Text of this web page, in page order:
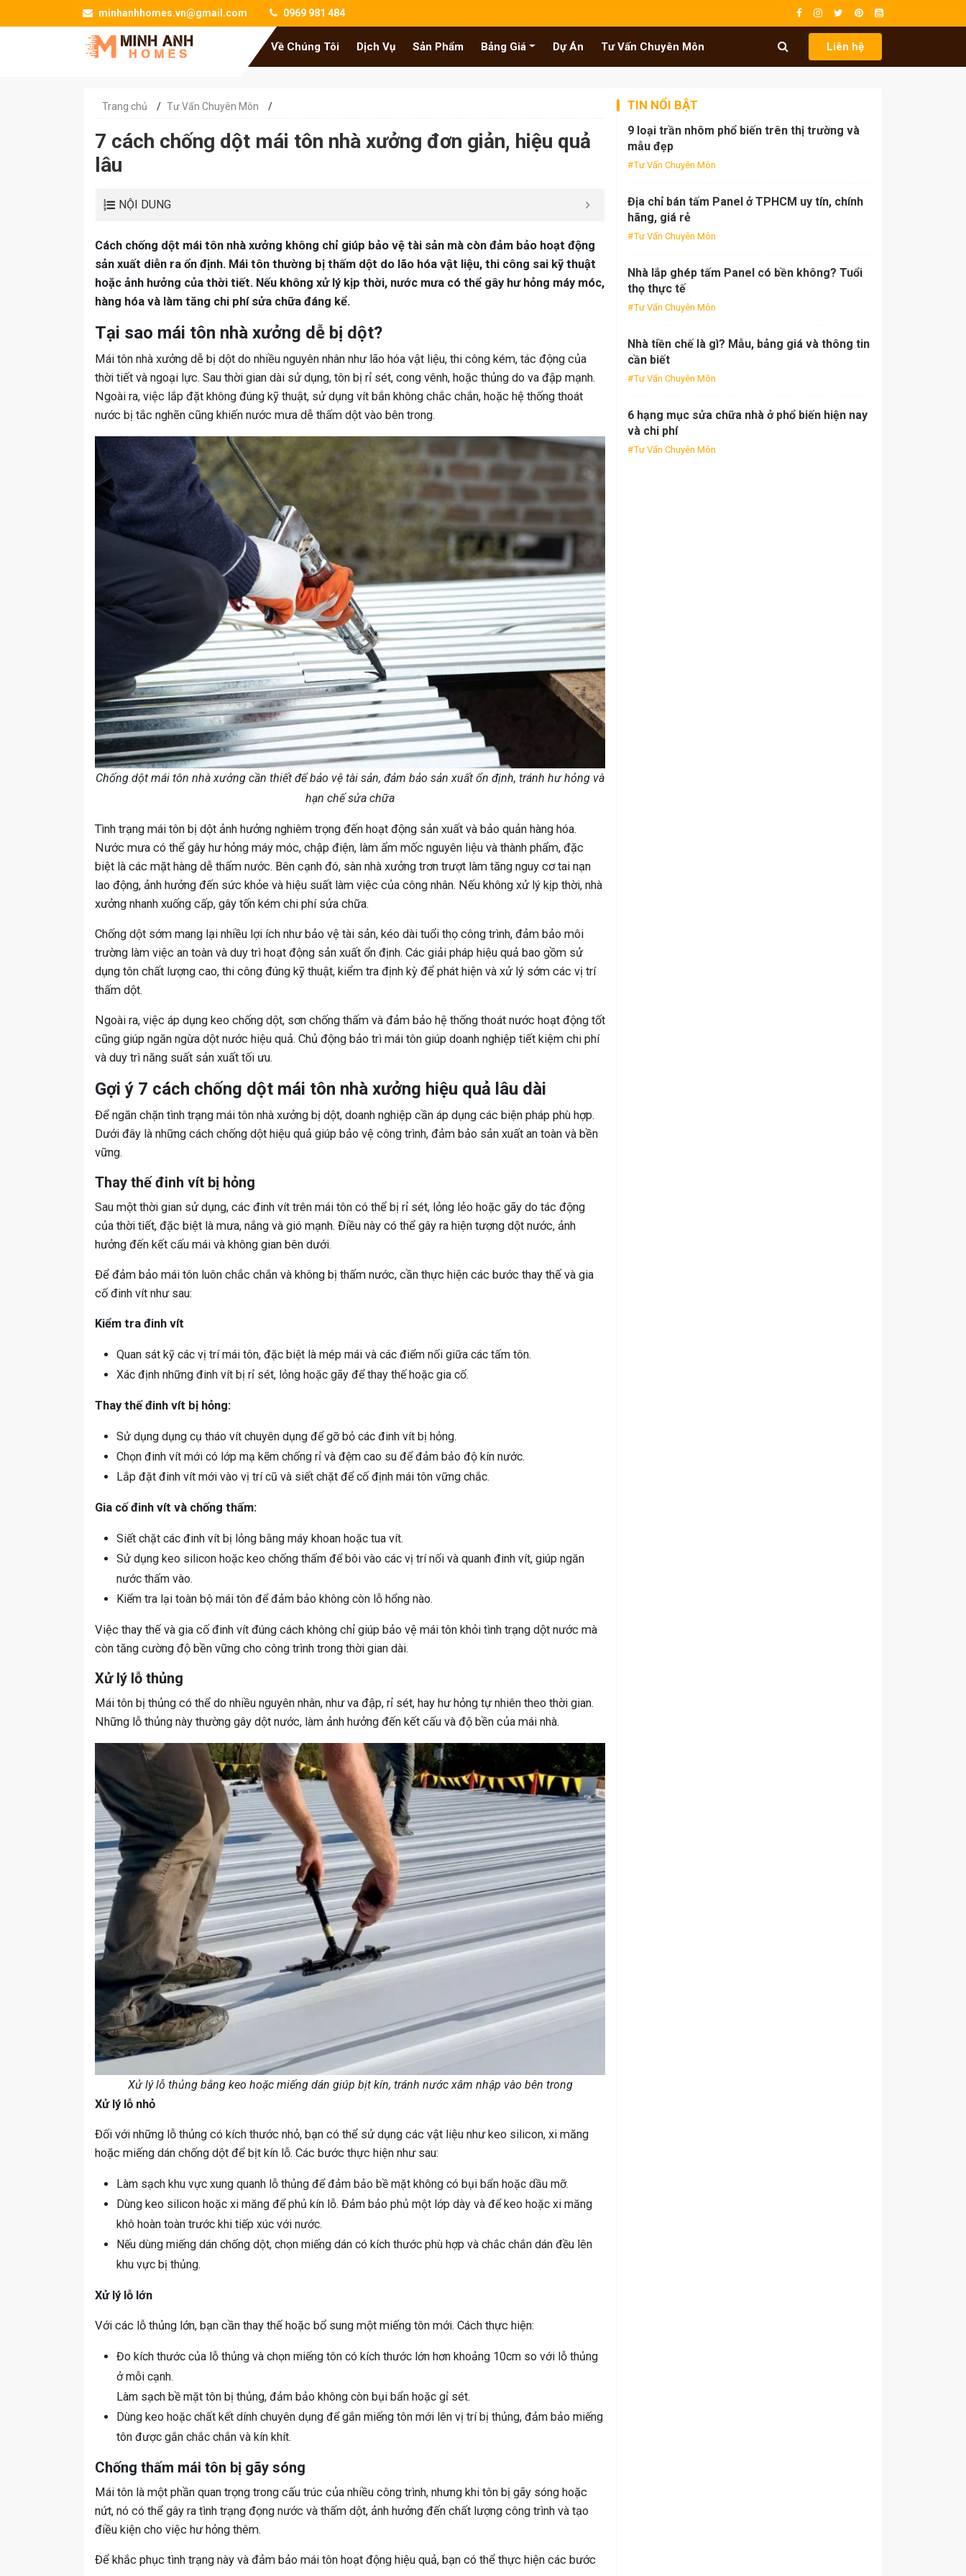
minhanhhomes.vn@gmail.com 0969 981 484
Về Chúng Tôi Dịch Vụ Sản Phẩm Bảng Giá Dự Án Tư Vấn Chuyên Môn Liên hệ
Trang chủ / Tư Vấn Chuyên Môn /
7 cách chống dột mái tôn nhà xưởng đơn giản, hiệu quả
lâu
NỘI DUNG
Cách chống dột mái tôn nhà xưởng không chỉ giúp bảo vệ tài sản mà còn đảm bảo hoạt động
sản xuất diễn ra ổn định. Mái tôn thường bị thấm dột do lão hóa vật liệu, thi công sai kỹ thuật
hoặc ảnh hưởng của thời tiết. Nếu không xử lý kịp thời, nước mưa có thể gây hư hỏng máy móc,
hàng hóa và làm tăng chi phí sửa chữa đáng kể.
Tại sao mái tôn nhà xưởng dễ bị dột?
Mái tôn nhà xưởng dễ bị dột do nhiều nguyên nhân như lão hóa vật liệu, thi công kém, tác động của
thời tiết và ngoại lực. Sau thời gian dài sử dụng, tôn bị rỉ sét, cong vênh, hoặc thủng do va đập mạnh.
Ngoài ra, việc lắp đặt không đúng kỹ thuật, sử dụng vít bắn không chắc chắn, hoặc hệ thống thoát
nước bị tắc nghẽn cũng khiến nước mưa dễ thấm dột vào bên trong.
Chống dột mái tôn nhà xưởng cần thiết để bảo vệ tài sản, đảm bảo sản xuất ổn định, tránh hư hỏng và
hạn chế sửa chữa
Tình trạng mái tôn bị dột ảnh hưởng nghiêm trọng đến hoạt động sản xuất và bảo quản hàng hóa.
Nước mưa có thể gây hư hỏng máy móc, chập điện, làm ẩm mốc nguyên liệu và thành phẩm, đặc
biệt là các mặt hàng dễ thấm nước. Bên cạnh đó, sàn nhà xưởng trơn trượt làm tăng nguy cơ tai nạn
lao động, ảnh hưởng đến sức khỏe và hiệu suất làm việc của công nhân. Nếu không xử lý kịp thời, nhà
xưởng nhanh xuống cấp, gây tốn kém chi phí sửa chữa.
Chống dột sớm mang lại nhiều lợi ích như bảo vệ tài sản, kéo dài tuổi thọ công trình, đảm bảo môi
trường làm việc an toàn và duy trì hoạt động sản xuất ổn định. Các giải pháp hiệu quả bao gồm sử
dụng tôn chất lượng cao, thi công đúng kỹ thuật, kiểm tra định kỳ để phát hiện và xử lý sớm các vị trí
thấm dột.
Ngoài ra, việc áp dụng keo chống dột, sơn chống thấm và đảm bảo hệ thống thoát nước hoạt động tốt
cũng giúp ngăn ngừa dột nước hiệu quả. Chủ động bảo trì mái tôn giúp doanh nghiệp tiết kiệm chi phí
và duy trì năng suất sản xuất tối ưu.
Gợi ý 7 cách chống dột mái tôn nhà xưởng hiệu quả lâu dài
Để ngăn chặn tình trạng mái tôn nhà xưởng bị dột, doanh nghiệp cần áp dụng các biện pháp phù hợp.
Dưới đây là những cách chống dột hiệu quả giúp bảo vệ công trình, đảm bảo sản xuất an toàn và bền
vững.
Thay thế đinh vít bị hỏng
Sau một thời gian sử dụng, các đinh vít trên mái tôn có thể bị rỉ sét, lỏng lẻo hoặc gãy do tác động
của thời tiết, đặc biệt là mưa, nắng và gió mạnh. Điều này có thể gây ra hiện tượng dột nước, ảnh
hưởng đến kết cấu mái và không gian bên dưới.
Để đảm bảo mái tôn luôn chắc chắn và không bị thấm nước, cần thực hiện các bước thay thế và gia
cố đinh vít như sau:
Kiểm tra đinh vít
Quan sát kỹ các vị trí mái tôn, đặc biệt là mép mái và các điểm nối giữa các tấm tôn.
Xác định những đinh vít bị rỉ sét, lỏng hoặc gãy để thay thế hoặc gia cố.
Thay thế đinh vít bị hỏng:
Sử dụng dụng cụ tháo vít chuyên dụng để gỡ bỏ các đinh vít bị hỏng.
Chọn đinh vít mới có lớp mạ kẽm chống rỉ và đệm cao su để đảm bảo độ kín nước.
Lắp đặt đinh vít mới vào vị trí cũ và siết chặt để cố định mái tôn vững chắc.
Gia cố đinh vít và chống thấm:
Siết chặt các đinh vít bị lỏng bằng máy khoan hoặc tua vít.
Sử dụng keo silicon hoặc keo chống thấm để bôi vào các vị trí nối và quanh đinh vít, giúp ngăn
nước thấm vào.
Kiểm tra lại toàn bộ mái tôn để đảm bảo không còn lỗ hổng nào.
Việc thay thế và gia cố đinh vít đúng cách không chỉ giúp bảo vệ mái tôn khỏi tình trạng dột nước mà
còn tăng cường độ bền vững cho công trình trong thời gian dài.
Xử lý lỗ thủng
Mái tôn bị thủng có thể do nhiều nguyên nhân, như va đập, rỉ sét, hay hư hỏng tự nhiên theo thời gian.
Những lỗ thủng này thường gây dột nước, làm ảnh hưởng đến kết cấu và độ bền của mái nhà.
Xử lý lỗ thủng bằng keo hoặc miếng dán giúp bịt kín, tránh nước xâm nhập vào bên trong
Xử lý lỗ nhỏ
Đối với những lỗ thủng có kích thước nhỏ, bạn có thể sử dụng các vật liệu như keo silicon, xi măng
hoặc miếng dán chống dột để bịt kín lỗ. Các bước thực hiện như sau:
Làm sạch khu vực xung quanh lỗ thủng để đảm bảo bề mặt không có bụi bẩn hoặc dầu mỡ.
Dùng keo silicon hoặc xi măng để phủ kín lỗ. Đảm bảo phủ một lớp dày và để keo hoặc xi măng
khô hoàn toàn trước khi tiếp xúc với nước.
Nếu dùng miếng dán chống dột, chọn miếng dán có kích thước phù hợp và chắc chắn dán đều lên
khu vực bị thủng.
Xử lý lỗ lớn
Với các lỗ thủng lớn, bạn cần thay thế hoặc bổ sung một miếng tôn mới. Cách thực hiện:
Đo kích thước của lỗ thủng và chọn miếng tôn có kích thước lớn hơn khoảng 10cm so với lỗ thủng
ở mỗi cạnh.
Làm sạch bề mặt tôn bị thủng, đảm bảo không còn bụi bẩn hoặc gỉ sét.
Dùng keo hoặc chất kết dính chuyên dụng để gắn miếng tôn mới lên vị trí bị thủng, đảm bảo miếng
tôn được gắn chắc chắn và kín khít.
Chống thấm mái tôn bị gãy sóng
Mái tôn là một phần quan trọng trong cấu trúc của nhiều công trình, nhưng khi tôn bị gãy sóng hoặc
nứt, nó có thể gây ra tình trạng đọng nước và thấm dột, ảnh hưởng đến chất lượng công trình và tạo
điều kiện cho việc hư hỏng thêm.
Để khắc phục tình trạng này và đảm bảo mái tôn hoạt động hiệu quả, bạn có thể thực hiện các bước
TIN NỔI BẬT
9 loại trần nhôm phổ biến trên thị trường và
mẫu đẹp
Tư Vấn Chuyên Môn
Địa chỉ bán tấm Panel ở TPHCM uy tín, chính
hãng, giá rẻ
Tư Vấn Chuyên Môn
Nhà lắp ghép tấm Panel có bền không? Tuổi
thọ thực tế
Tư Vấn Chuyên Môn
Nhà tiền chế là gì? Mẫu, bảng giá và thông tin
cần biết
Tư Vấn Chuyên Môn
6 hạng mục sửa chữa nhà ở phổ biến hiện nay
và chi phí
Tư Vấn Chuyên Môn